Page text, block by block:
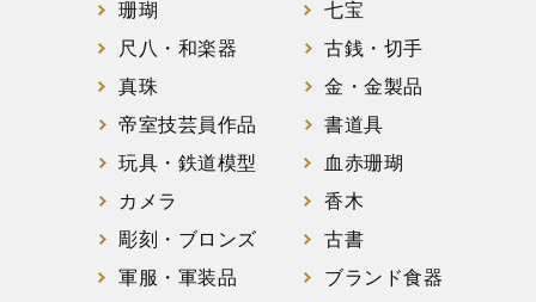
珊瑚
七宝
尺八・和楽器
古銭・切手
真珠
金・金製品
帝室技芸員作品
書道具
玩具・鉄道模型
血赤珊瑚
カメラ
香木
彫刻・ブロンズ
古書
軍服・軍装品
ブランド食器